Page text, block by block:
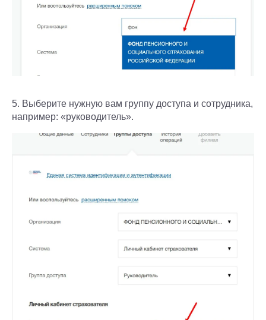
5. Выберите нужную вам группу доступа и сотрудника,
например: «руководитель».